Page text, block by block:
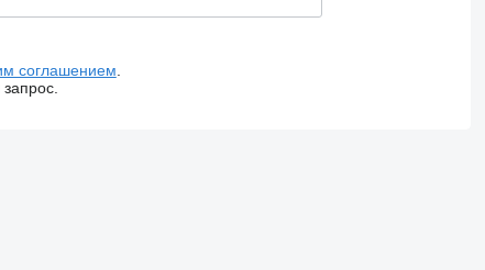
соглашением